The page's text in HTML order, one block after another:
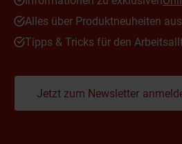
Alles über Produktneuheiten
Tipps & Tricks für den
Jetzt zum Newsletter